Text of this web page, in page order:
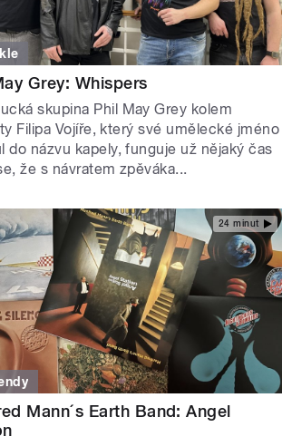
Grey: Whispers
skupina Phil May Grey kolem
Filipa Vojíře, který své umělecké jméno
do názvu kapely, funguje už nějaký čas
že s návratem zpěváka...
24 minut
Mann´s Earth Band: Angel